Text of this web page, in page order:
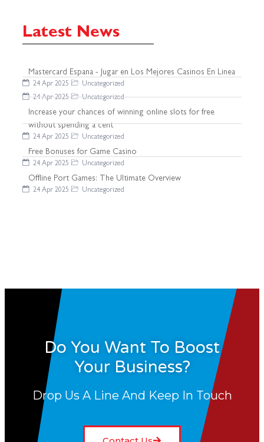
Latest News
Mastercard Espana - Jugar en Los Mejores Casinos En Linea
24 Apr 2025
Uncategorized
24 Apr 2025
Uncategorized
Increase your chances of winning online slots for free
without spending a cent
24 Apr 2025 Uncategorized
Free Bonuses for Game Casino
24 Apr 2025 Uncategorized
Offline Port Games: The Ultimate Overview
24 Apr 2025 Uncategorized
Do You Want To Boost
Your Business?
Drop Us A Line And Keep In Touch